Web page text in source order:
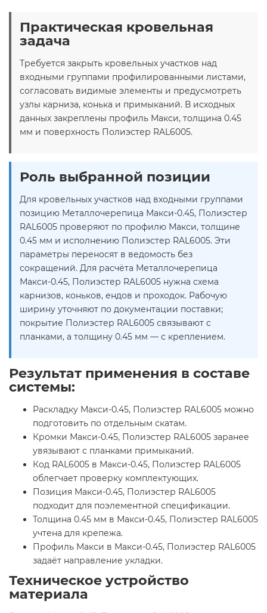
Практическая кровельная
задача
Требуется закрыть кровельных участков над
входными группами профилированными листами,
согласовать видимые элементы и предусмотреть
узлы карниза, конька и примыканий. В исходных
данных закреплены профиль Макси, толщина 0.45
мм и поверхность Полиэстер RAL6005.
Роль выбранной позиции
Для кровельных участков над входными группами
позицию Металлочерепица Макси-0.45, Полиэстер
RAL6005 проверяют по профилю Макси, толщине
0.45 мм и исполнению Полиэстер RAL6005. Эти
параметры переносят в ведомость без
сокращений. Для расчёта Металлочерепица
Макси-0.45, Полиэстер RAL6005 нужна схема
карнизов, коньков, ендов и проходок. Рабочую
ширину уточняют по документации поставки;
покрытие Полиэстер RAL6005 связывают с
планками, а толщину 0.45 мм — с креплением.
Результат применения в составе
системы:
Раскладку Макси-0.45, Полиэстер RAL6005 можно
подготовить по отдельным скатам.
Кромки Макси-0.45, Полиэстер RAL6005 заранее
увязывают с планками примыканий.
Код RAL6005 в Макси-0.45, Полиэстер RAL6005
облегчает проверку комплектующих.
Позиция Макси-0.45, Полиэстер RAL6005
подходит для поэлементной спецификации.
Толщина 0.45 мм в Макси-0.45, Полиэстер RAL6005
учтена для крепежа.
Профиль Макси в Макси-0.45, Полиэстер RAL6005
задаёт направление укладки.
Техническое устройство
материала